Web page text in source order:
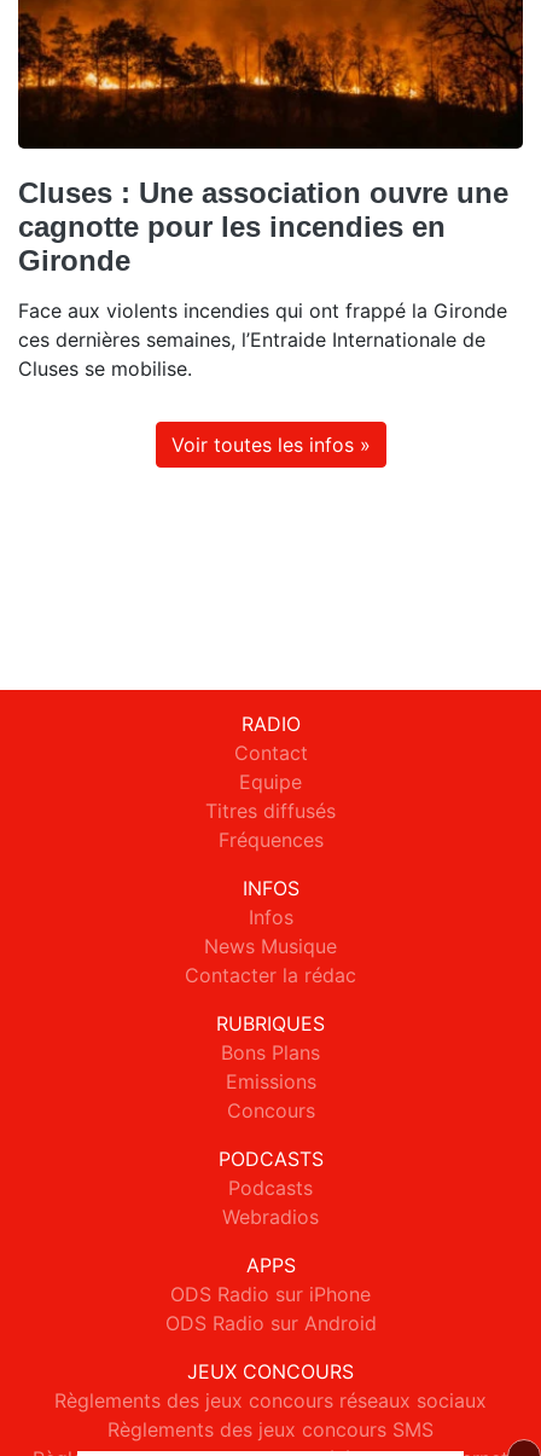
Cluses : Une association ouvre une
cagnotte pour les incendies en
Gironde
Face aux violents incendies qui ont frappé la Gironde
ces dernières semaines, l’Entraide Internationale de
Cluses se mobilise.
Voir toutes les infos »
RADIO
Contact
Equipe
Titres diffusés
Fréquences
INFOS
Infos
News Musique
Contacter la rédac
RUBRIQUES
Bons Plans
Emissions
Concours
PODCASTS
Podcasts
Webradios
APPS
ODS Radio sur iPhone
ODS Radio sur Android
JEUX CONCOURS
Règlements des jeux concours réseaux sociaux
Règlements des jeux concours SMS